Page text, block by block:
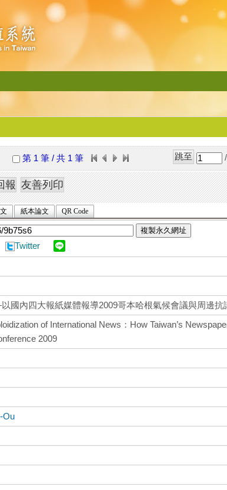
第 1 筆 / 共 1 筆
紙本論文 QR Code
複製永久網址
Twitter
國內四大報紙媒體報導2009哥本哈根氣候會議與周邊抗
of International News：How Taiwan’s
2009
Ou